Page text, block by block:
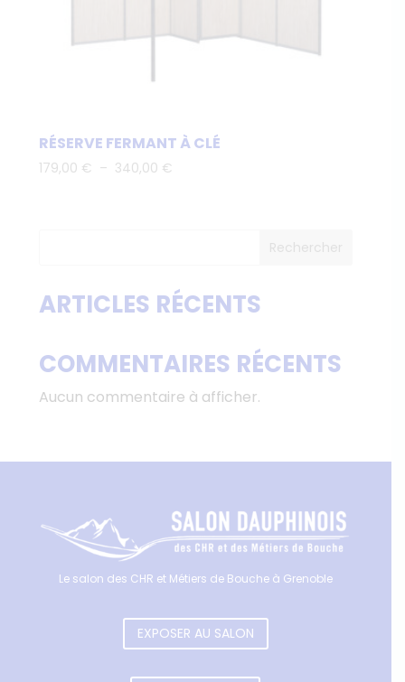
RÉSERVE FERMANT À CLÉ
179,00 € – 340,00 €
Rechercher
ARTICLES RÉCENTS
COMMENTAIRES RÉCENTS
Aucun commentaire à afficher.
Le salon des CHR et Métiers de Bouche à Grenoble
EXPOSER AU SALON